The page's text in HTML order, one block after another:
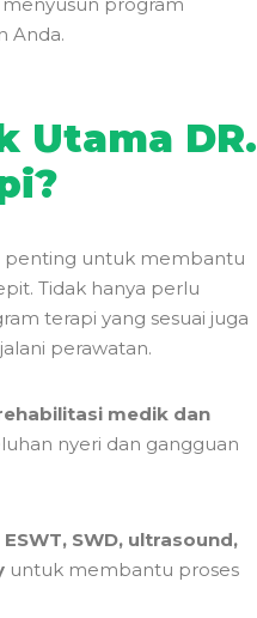
Anda.
Utama DR.
penting untuk membantu
Tidak hanya perlu
terapi yang sesuai juga
perawatan.
medik dan
nyeri dan gangguan
ESWT, SWD, ultrasound,
untuk membantu proses